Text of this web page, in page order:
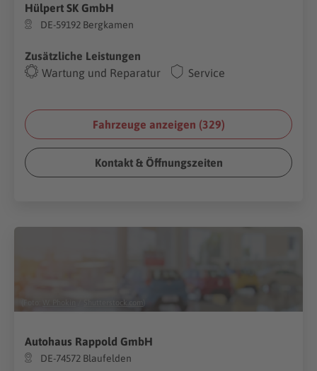
Hülpert SK GmbH
DE-59192 Bergkamen
Zusätzliche Leistungen
Wartung und Reparatur
Service
Fahrzeuge anzeigen (329)
Kontakt & Öffnungszeiten
Shutterstock.com
Autohaus Rappold GmbH
DE-74572 Blaufelden